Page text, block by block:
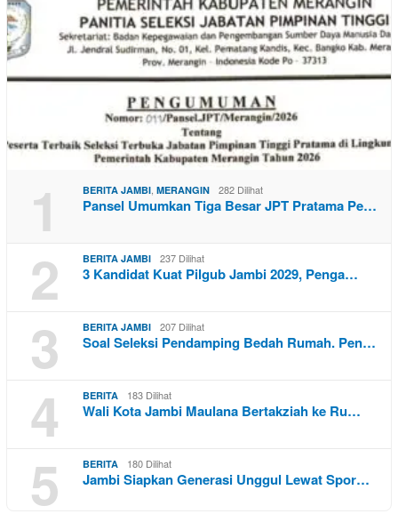
1 BERITA JAMBI MERANGIN 282 Dilihat
Pansel Umumkan Tiga Besar JPT Pratama Pe…
2 BERITA JAMBI 237 Dilihat
3 Kandidat Kuat Pilgub Jambi 2029, Penga…
3 BERITA JAMBI 207 Dilihat
Soal Seleksi Pendamping Bedah Rumah. Pen…
4 BERITA 183 Dilihat
Wali Kota Jambi Maulana Bertakziah ke Ru…
5 BERITA 180 Dilihat
Jambi Siapkan Generasi Unggul Lewat Spor…